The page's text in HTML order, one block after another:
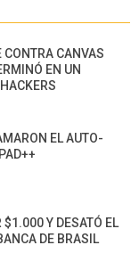
CONTRA CANVAS
EN UN
EL AUTO-
$1.000 Y DESATÓ EL
DE BRASIL